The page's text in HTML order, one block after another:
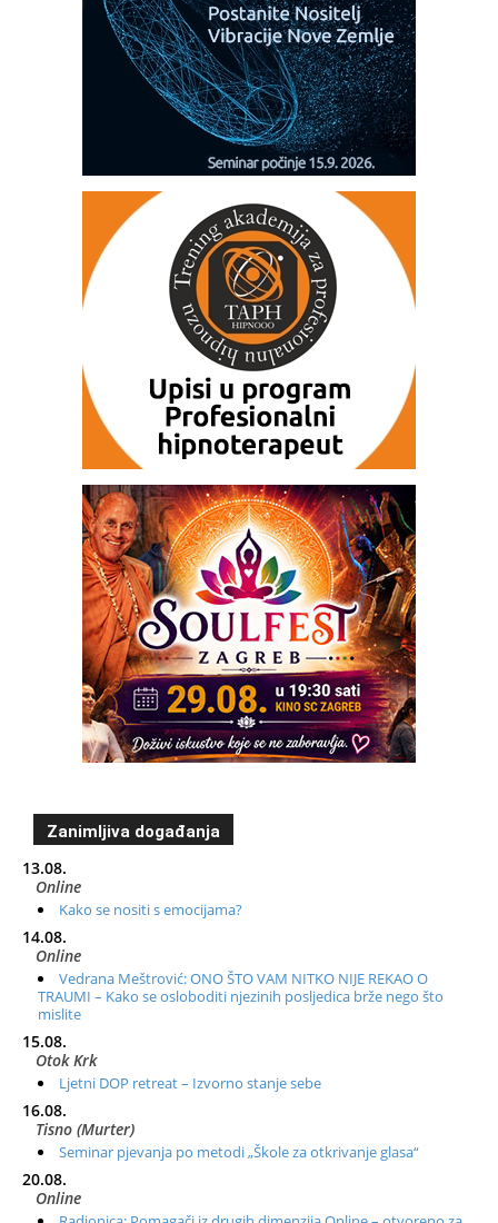
Zanimljiva događanja
13.08.
Online
Kako se nositi s emocijama?
14.08.
Online
Vedrana Meštrović: ONO ŠTO VAM NITKO NIJE REKAO O
TRAUMI – Kako se osloboditi njezinih posljedica brže nego što
mislite
15.08.
Otok Krk
Ljetni DOP retreat – Izvorno stanje sebe
16.08.
Tisno (Murter)
Seminar pjevanja po metodi „Škole za otkrivanje glasa“
20.08.
Online